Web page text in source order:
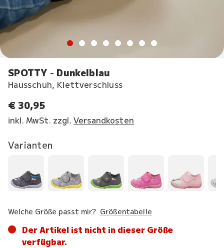
SPOTTY - Dunkelblau
Hausschuh, Klettverschluss
€ 30,95
inkl. MwSt. zzgl. Versandkosten
Varianten
Welche Größe passt mir? Größentabelle
Der Artikel ist nicht in dieser Größe
verfügbar.